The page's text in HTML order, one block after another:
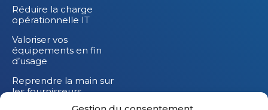
Réduire la charge
opérationnelle IT
Valoriser vos
équipements en fin
d’usage
Reprendre la main sur
les fournisseurs